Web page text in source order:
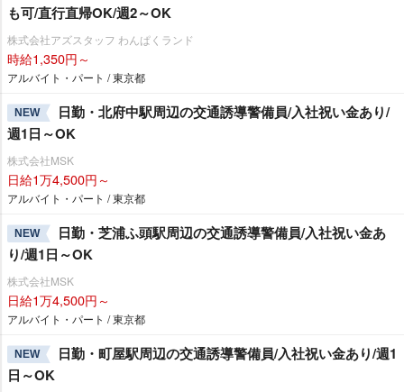
も可/直行直帰OK/週2～OK
株式会社アズスタッフ わんぱくランド
時給1,350円～
アルバイト・パート / 東京都
NEW
日勤・北府中駅周辺の交通誘導警備員/入社祝い金あり/
週1日～OK
株式会社MSK
日給1万4,500円～
アルバイト・パート / 東京都
NEW
日勤・芝浦ふ頭駅周辺の交通誘導警備員/入社祝い金あ
り/週1日～OK
株式会社MSK
日給1万4,500円～
アルバイト・パート / 東京都
NEW
日勤・町屋駅周辺の交通誘導警備員/入社祝い金あり/週1
日～OK